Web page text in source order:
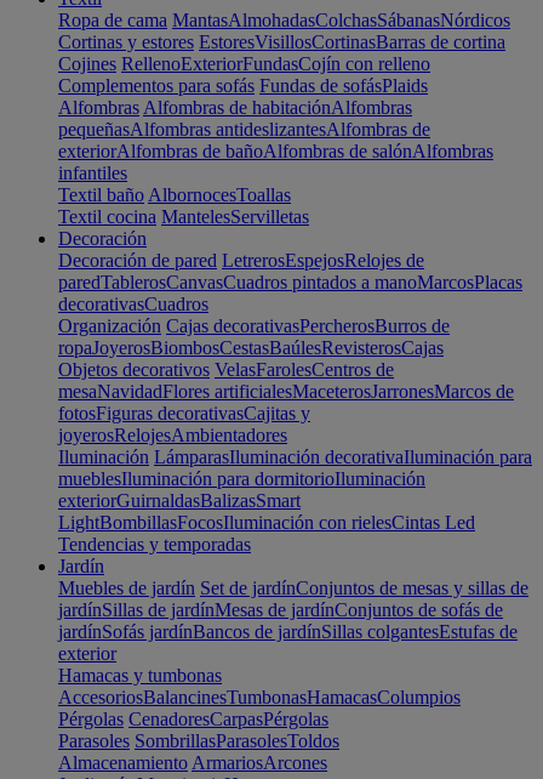
Ropa de cama MantasAlmohadasColchasSábanasNórdicos
Cortinas y estores EstoresVisillosCortinasBarras de cortina
Cojines RellenoExteriorFundasCojín con relleno
Complementos para sofás Fundas de sofásPlaids
Alfombras Alfombras de habitaciónAlfombras
pequeñasAlfombras antideslizantesAlfombras de
exteriorAlfombras de bañoAlfombras de salónAlfombras
infantiles
Textil baño AlbornocesToallas
Textil cocina MantelesServilletas
Decoración
Decoración de pared LetrerosEspejosRelojes de
paredTablerosCanvasCuadros pintados a manoMarcosPlacas
decorativasCuadros
Organización Cajas decorativasPercherosBurros de
ropaJoyerosBiombosCestasBaúlesRevisterosCajas
Objetos decorativos VelasFarolesCentros de
mesaNavidadFlores artificialesMaceterosJarronesMarcos de
fotosFiguras decorativasCajitas y
joyerosRelojesAmbientadores
Iluminación LámparasIluminación decorativaIluminación para
mueblesIluminación para dormitorioIluminación
exteriorGuirnaldasBalizasSmart
LightBombillasFocosIluminación con rielesCintas Led
Tendencias y temporadas
Jardín
Muebles de jardín Set de jardínConjuntos de mesas y sillas de
jardínSillas de jardínMesas de jardínConjuntos de sofás de
jardínSofás jardínBancos de jardínSillas colgantesEstufas de
exterior
Hamacas y tumbonas
AccesoriosBalancinesTumbonasHamacasColumpios
Pérgolas CenadoresCarpasPérgolas
Parasoles SombrillasParasolesToldos
Almacenamiento ArmariosArcones